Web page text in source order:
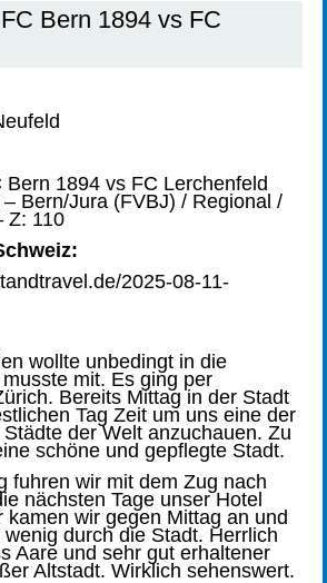
Bern 1894 vs FC
Bern 1894 vs FC Lerchenfeld
Bern/Jura (FVBJ) / Regional /
Z: 110
2025-08-11-
wollte unbedingt in die
mit. Es ging per
Bereits Mittag in der Stadt
Tag Zeit um uns eine der
der Welt anzuchauen. Zu
schöne und gepflegte Stadt.
fuhren wir mit dem Zug nach
nächsten Tage unser Hotel
kamen wir gegen Mittag an und
durch die Stadt. Herrlich
Aare und sehr gut erhaltener
Altstadt. Wirklich sehenswert.